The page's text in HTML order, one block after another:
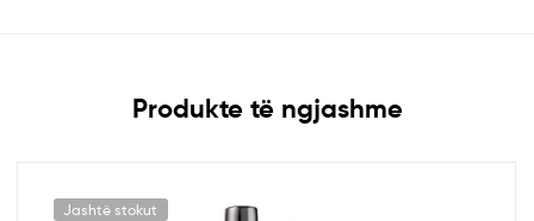
Produkte të ngjashme
Jashtë stokut